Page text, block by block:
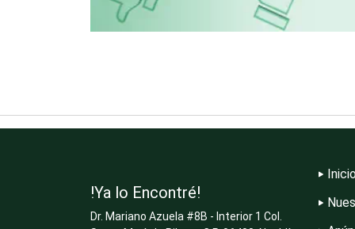
Computadoras
Copiadoras
Cristalerías
!Ya lo Encontré!
Dr. Mariano Azuela #8B - Interior 1 Col.